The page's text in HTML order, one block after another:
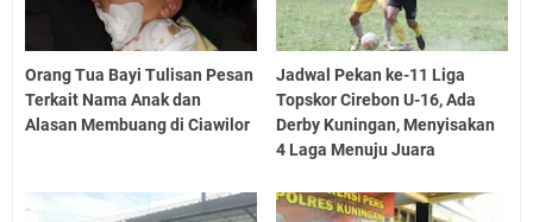
Orang Tua Bayi Tulisan Pesan
Terkait Nama Anak dan
Alasan Membuang di Ciawilor
Jadwal Pekan ke-11 Liga
Topskor Cirebon U-16, Ada
Derby Kuningan, Menyisakan
4 Laga Menuju Juara